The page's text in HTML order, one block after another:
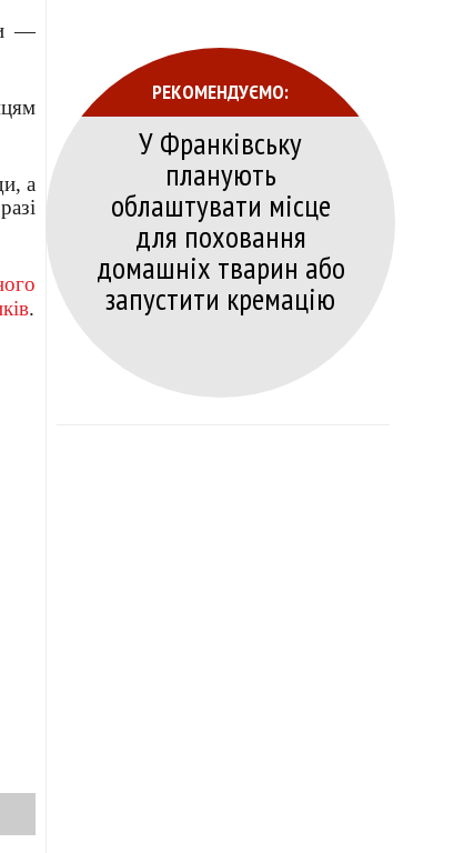
—
а
.
РЕКОМЕНДУЄМО:
У Франківську
планують
облаштувати місце
для поховання
домашніх тварин або
запустити кремацію